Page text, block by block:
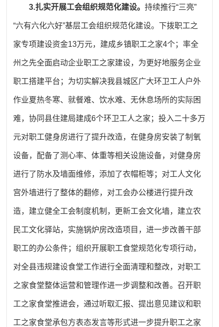
3.扎实开展工会组织规范化建设。持续推行“三亮”
“六有六化六好”基层工会组织规范化建设。下拨职工之
家专项建设资金13万元，建成乡镇职工之家4个；率全
州之先全面启动企业职工之家建设，为更好地服务企业
职工搭建平台；为切实解决我县城区广大环卫工人户外
作业夏热冬寒、就餐难、饮水难、无休息场所的实际困
难，协同县住建局建成6个环卫工人之家；投入二十多万
元对职工健身房进行了提升改造，在健身房安装了制氧
设备，配备了测心率、体重等相关设施设备，对健身房
进行了防水及墙面维修，添加了衣帽柜等；对工人文化
宫外墙进行了整体的翻修，对工会办公楼进行提升改
造，建立健全工会制度机制，更新工会文化墙，建立农
民工文化驿站，实施锅炉房改造项目，进一步改善干部
职工的办公条件；组织开展职工食堂规范化专项行动，
对全县违规建设食堂工作进行全面清理和整改，对职工
之家食堂整体运营和管理作进一步调整和改善。召开职
工之家食堂推进会，通过听取汇报、提出意见建议和职
工之家食堂承包方表态发言等形式进一步提升职工之家